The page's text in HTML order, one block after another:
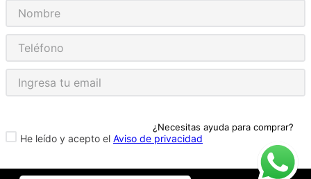
¿Necesitas ayuda para comprar?
He leído y acepto el Aviso de privacidad